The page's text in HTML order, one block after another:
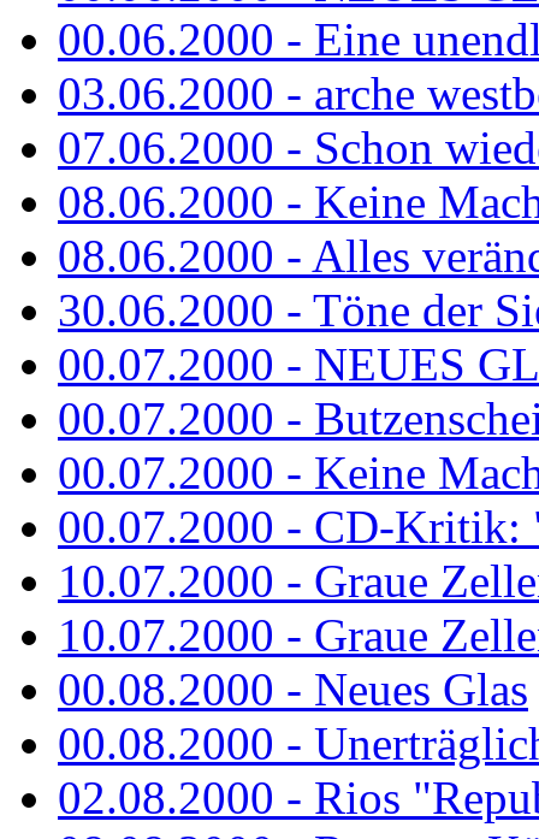
00.06.2000 - Eine
03.06.2000 - arche
07.06.2000 - Schon
08.06.2000 - Keine
08.06.2000 - Alles
30.06.2000 - Töne der
00.07.2000 - NEUES
00.07.2000 -
00.07.2000 - Keine
00.07.2000 - CD-Kritik:
10.07.2000 - Graue
10.07.2000 - Graue
00.08.2000 - Neues Glas
00.08.2000 -
02.08.2000 - Rios